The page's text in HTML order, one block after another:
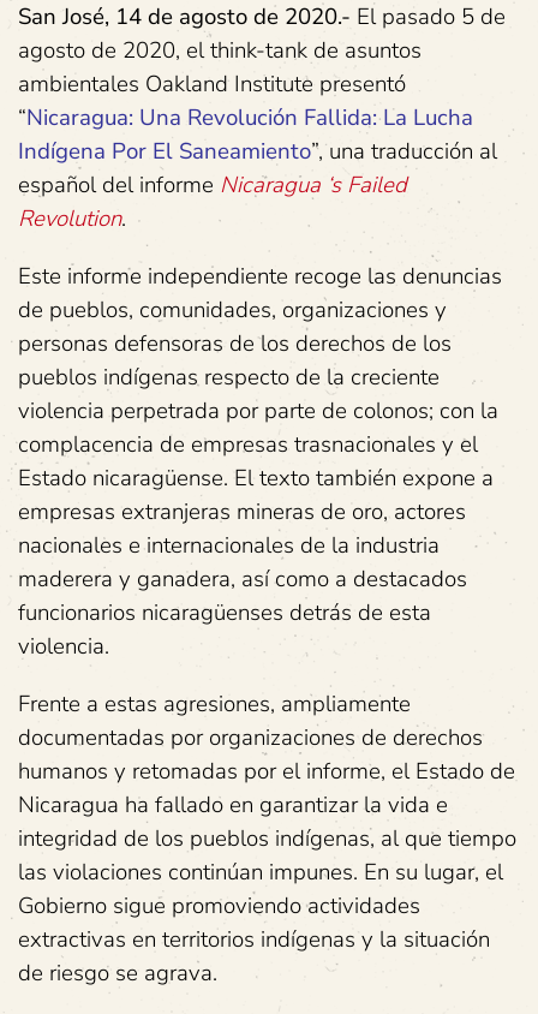
San José, 14 de agosto de 2020.- El pasado 5 de
agosto de 2020, el think-tank de asuntos
ambientales Oakland Institute presentó
“Nicaragua: Una Revolución Fallida: La Lucha
Indígena Por El Saneamiento”, una traducción al
español del informe Nicaragua ‘s Failed
Revolution.
Este informe independiente recoge las denuncias
de pueblos, comunidades, organizaciones y
personas defensoras de los derechos de los
pueblos indígenas respecto de la creciente
violencia perpetrada por parte de colonos; con la
complacencia de empresas trasnacionales y el
Estado nicaragüense. El texto también expone a
empresas extranjeras mineras de oro, actores
nacionales e internacionales de la industria
maderera y ganadera, así como a destacados
funcionarios nicaragüenses detrás de esta
violencia.
Frente a estas agresiones, ampliamente
documentadas por organizaciones de derechos
humanos y retomadas por el informe, el Estado de
Nicaragua ha fallado en garantizar la vida e
integridad de los pueblos indígenas, al que tiempo
las violaciones continúan impunes. En su lugar, el
Gobierno sigue promoviendo actividades
extractivas en territorios indígenas y la situación
de riesgo se agrava.